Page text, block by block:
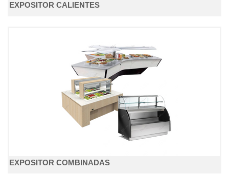
EXPOSITOR CALIENTES
EXPOSITOR COMBINADAS